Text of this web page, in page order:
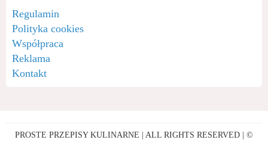
Regulamin
Polityka cookies
Współpraca
Reklama
Kontakt
PROSTE PRZEPISY KULINARNE | ALL RIGHTS RESERVED | ©